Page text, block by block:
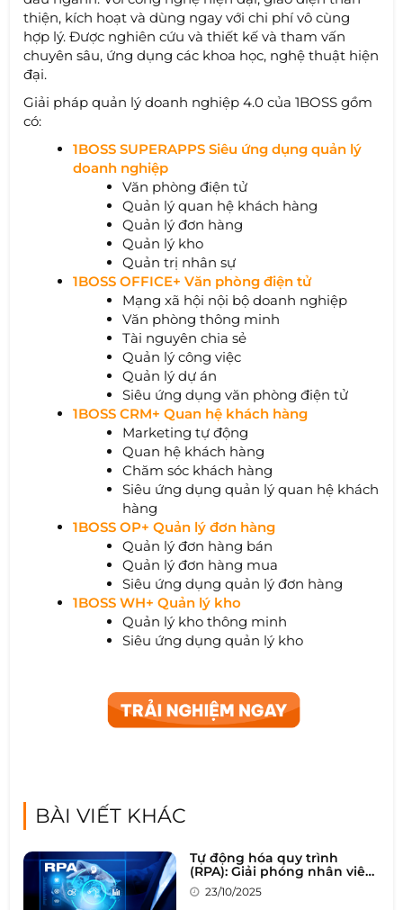
thiện, kích hoạt và dùng ngay với chi phí vô cùng
hợp lý. Được nghiên cứu và thiết kế và tham vấn
chuyên sâu, ứng dụng các khoa học, nghệ thuật hiện
đại.
Giải pháp quản lý doanh nghiệp 4.0 của 1BOSS gồm
có:
1BOSS SUPERAPPS Siêu ứng dụng quản lý
doanh nghiệp
Văn phòng điện tử
Quản lý quan hệ khách hàng
Quản lý đơn hàng
Quản lý kho
Quản trị nhân sự
1BOSS OFFICE+ Văn phòng điện tử
Mạng xã hội nội bộ doanh nghiệp
Văn phòng thông minh
Tài nguyên chia sẻ
Quản lý công việc
Quản lý dự án
Siêu ứng dụng văn phòng điện tử
1BOSS CRM+ Quan hệ khách hàng
Marketing tự động
Quan hệ khách hàng
Chăm sóc khách hàng
Siêu ứng dụng quản lý quan hệ khách
hàng
1BOSS OP+ Quản lý đơn hàng
Quản lý đơn hàng bán
Quản lý đơn hàng mua
Siêu ứng dụng quản lý đơn hàng
1BOSS WH+ Quản lý kho
Quản lý kho thông minh
Siêu ứng dụng quản lý kho
BÀI VIẾT KHÁC
Tự động hóa quy trình
(RPA): Giải phóng nhân viên
khỏi công việc nhàm chán
23/10/2025